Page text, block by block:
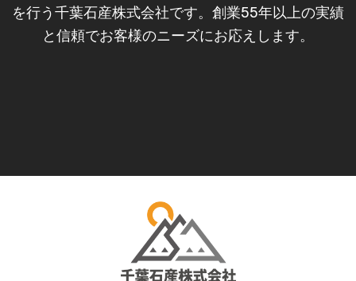
を行う千葉石産株式会社です。創業55年以上の実績
と信頼でお客様のニーズにお応えします。